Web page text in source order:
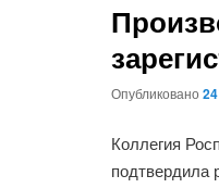
Опубликовано
Коллегия
подтвердила